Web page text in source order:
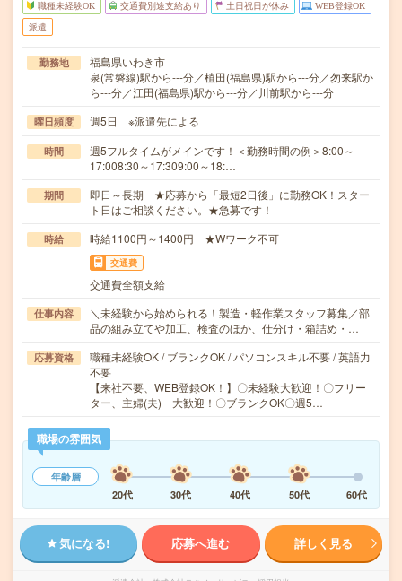
職種未経験OK 交通費別途支給あり 土日祝日が休み WEB登録OK
派遣
勤務地
福島県いわき市
泉(常磐線)駅から---分／植田(福島県)駅から---分／勿来駅か
ら---分／江田(福島県)駅から---分／川前駅から---分
曜日頻度 週5日 ※派遣先による
時間
週5フルタイムがメインです！＜勤務時間の例＞8:00～
17:008:30～17:309:00～18:…
期間
即日～長期 ★応募から「最短2日後」に勤務OK！スター
ト日はご相談ください。★急募です！
時給 時給1100円～1400円 ★Wワーク不可
交通費
交通費全額支給
仕事内容
＼未経験から始められる！製造・軽作業スタッフ募集／部
品の組み立てや加工、検査のほか、仕分け・箱詰め・…
応募資格
職種未経験OK / ブランクOK / パソコンスキル不要 / 英語力
不要
【来社不要、WEB登録OK！】〇未経験大歓迎！〇フリー
ター、主婦(夫) 大歓迎！〇ブランクOK〇週5…
職場の雰囲気
年齢層
20代
30代 40代 50代 60代
気になる! 応募へ進む 詳しく見る